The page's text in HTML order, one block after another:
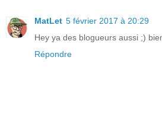
MatLet 5 février 2017 à 20:29
Hey ya des blogueurs aussi ;)
Répondre